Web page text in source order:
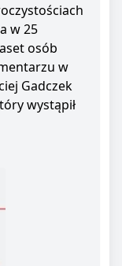
w 25
osób
w
Gadczek
wystąpił